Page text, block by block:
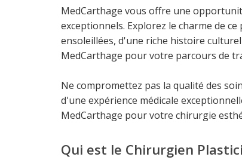
MedCarthage vous offre une
exceptionnels. Explorez le charme de
ensoleillées, d'une riche histoire
MedCarthage pour votre parcours de
Ne compromettez pas la qualité des
d'une expérience médicale
MedCarthage pour votre chirurgie
Qui est le Chirurgien